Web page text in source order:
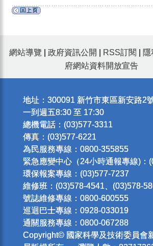
網站導覽 政府資訊公開 RSS訂閱
府網站資料開放宣告
地址：300091 新竹市東區新安路2
一到週五8:30 至 17:30
總機電話：(03)577-3311
傳真：(03)577-6221
為民服務專線：0800-355855
緊急應變中心（24小時通報專線)：
環保報案專線：(03)577-7237
維修班：(03)578-4541、(03)578-
號誌維修專線：0800-600555
巡迴巴士專線：0928-033019
通關服務專線：0800-067288
Copyright© 國家科學及技術委員會